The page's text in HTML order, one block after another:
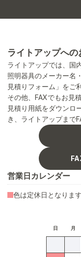
ライトアップへ
ライトアップでは、国
照明器具のメーカー名
見積りフォーム」をご
その他、FAXでもお見
見積り用紙をダウンロ
き、ライトアップまで
営業日カレンダー
日 月
色は定休日となります